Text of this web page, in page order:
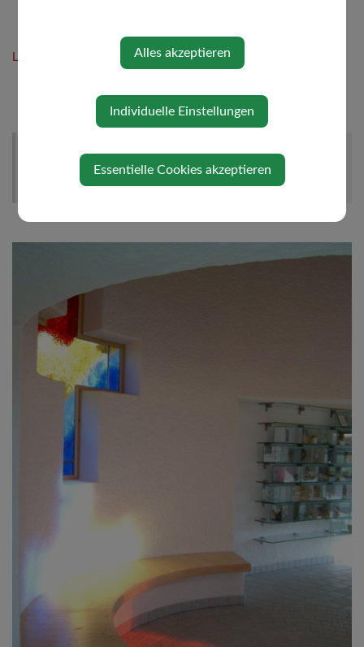
Link zum Meditationsweg Wolfsbach
Genauere Informationen erhalten Sie von Josef Penzendorfer.
j.penzendorfer@gmx.at
Alles akzeptieren
Individuelle Einstellungen
Essentielle Cookies akzeptieren